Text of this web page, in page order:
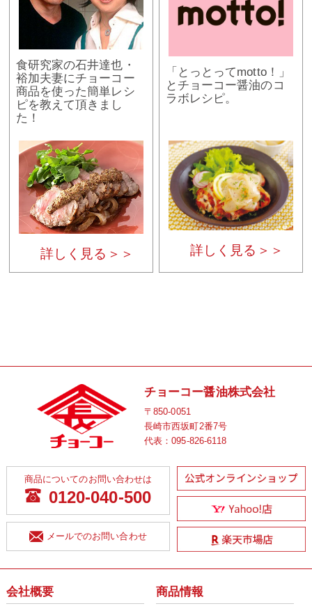
食研究家の石井達也・
裕加夫妻にチョーコー
商品を使った簡単レシ
ピを教えて頂きまし
た！
詳しく見る＞＞
「とっとってmotto！」
とチョーコー醤油のコ
ラボレシピ。
詳しく見る＞＞
チョーコー醤油株式会社
〒850-0051
長崎市西坂町2番7号
代表：095-826-6118
商品についてのお問い合わせは
0120-040-500
メールでのお問い合わせ
会社概要 商品情報